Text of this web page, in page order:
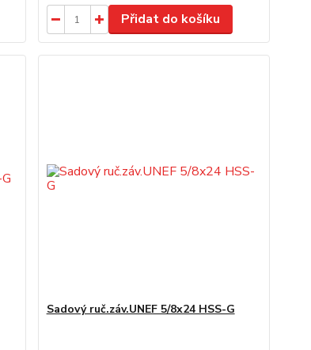
Přidat do košíku
Sadový ruč.záv.UNEF 5/8x24 HSS-G